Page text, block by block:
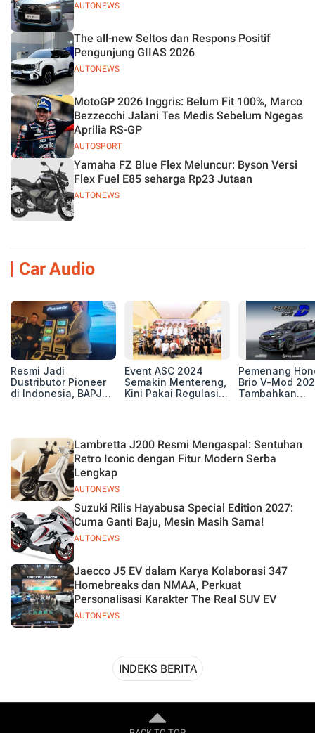
AUTONEWS
AUTONEWS
The all-new Seltos dan Respons Positif
Pengunjung GIIAS 2026
AUTOSPORT
MotoGP 2026 Inggris: Belum Fit 100%, Marco
Bezzecchi Jalani Tes Medis Sebelum Ngegas
Aprilia RS-GP
AUTONEWS
Yamaha FZ Blue Flex Meluncur: Byson Versi
Flex Fuel E85 seharga Rp23 Jutaan
Car Audio
Resmi Jadi
Dustributor Pioneer
di Indonesia, BAPJ
Event ASC 2024
Semakin Mentereng,
Kini Pakai Regulasi
Pemenang
Brio V-Mod
Tambahkan
AUTONEWS
Lambretta J200 Resmi Mengaspal: Sentuhan
Retro Iconic dengan Fitur Modern Serba
Lengkap
AUTONEWS
Suzuki Rilis Hayabusa Special Edition 2027:
Cuma Ganti Baju, Mesin Masih Sama!
AUTONEWS
Jaecco J5 EV dalam Karya Kolaborasi 347
Homebreaks dan NMAA, Perkuat
Personalisasi Karakter The Real SUV EV
INDEKS BERITA